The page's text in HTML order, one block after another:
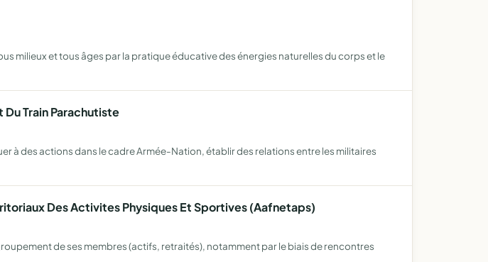
milieux et tous âges par la pratique éducative des énergies naturelles du corps et le
Train Parachutiste
à des actions dans le cadre Armée-Nation, établir des relations entre les militaires
Des Activites Physiques Et Sportives (Aafnetaps)
de ses membres (actifs, retraités), notamment par le biais de rencontres